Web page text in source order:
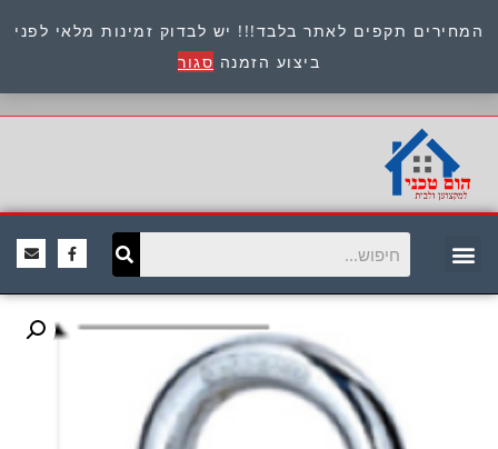
המחירים תקפים לאתר בלבד!!! יש לבדוק זמינות מלאי לפני
ביצוע הזמנה סגור
כתובת : היוזמים 9 אור יהודה שירות לקוחות 054-
8945722